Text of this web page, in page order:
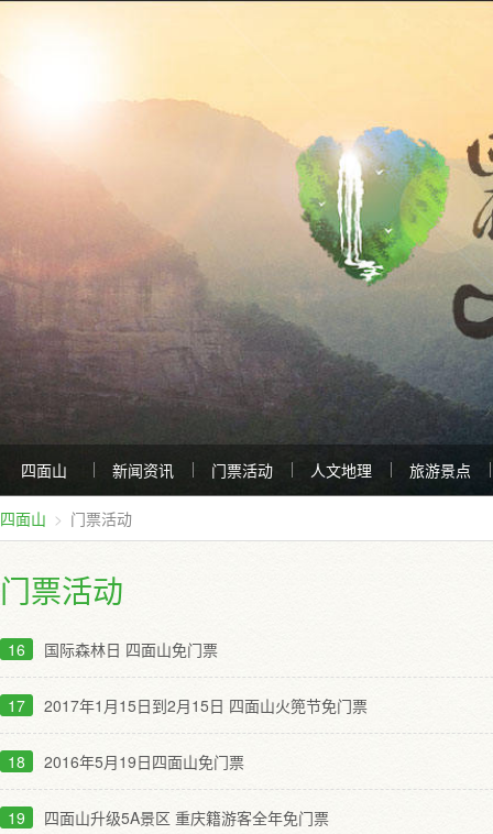
四面山 新闻资讯 门票活动 人文地理 旅游景点
四面山 门票活动
门票活动
16 国际森林日 四面山免门票
17 2017年1月15日到2月15日 四面山火篼节免门票
18 2016年5月19日四面山免门票
19 四面山升级5A景区 重庆籍游客全年免门票